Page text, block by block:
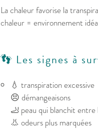
La chaleur favorise la
chaleur = environnement
👣 Les signes à
💧 transpiration excessive
😣 démangeaisons
🦶 peau qui blanchit entre
👃 odeurs plus marquées